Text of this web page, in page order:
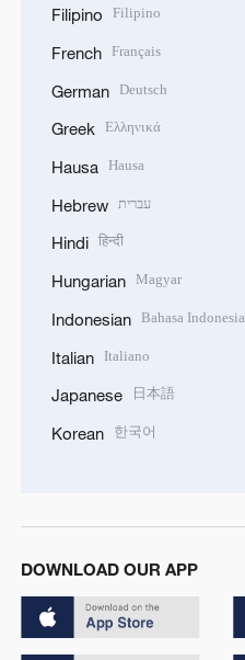
Filipino Filipino
French Français
German Deutsch
Greek Ελληνικά
Hausa Hausa
Hebrew עברית
Hindi हिन्दी
Hungarian Magyar
Indonesian Bahasa Indonesia
Italian Italiano
Japanese 日本語
Korean 한국어
DOWNLOAD OUR APP